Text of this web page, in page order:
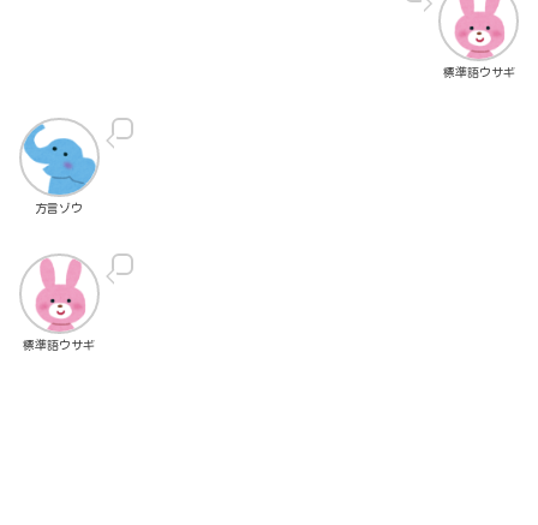
標準語ウサギ
方言ゾウ
標準語ウサギ